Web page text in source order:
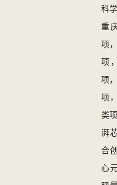
科
重
项
项
项
项
类
湃
合
心